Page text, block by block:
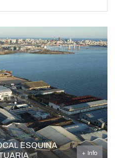
ESQUINA
+ Info